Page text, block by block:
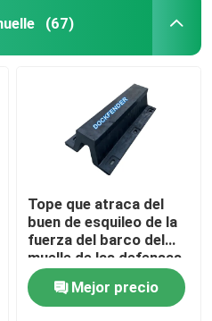
(67)
Tope que atraca del
buen de esquileo de la
fuerza del barco del
muelle de las defensas
de la AIPCN 2002
puerto del muelle
Mejor precio